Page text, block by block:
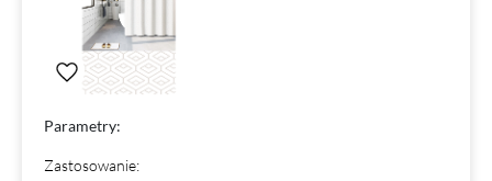
Parametry:
Zastosowanie: